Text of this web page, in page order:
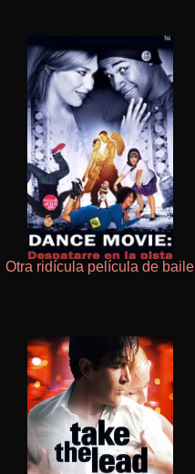
Otra ridícula película de baile